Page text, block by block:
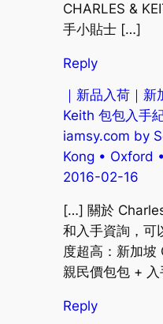
CHARLES &
手小貼士 […]
Reply
｜新品入荷｜
Keith 包包入手
iamsy.com by
Kong • Oxford
2016-02-16
[…] 關於
和入手資詢，可
度超高：新加坡
親民價包包 +
Reply